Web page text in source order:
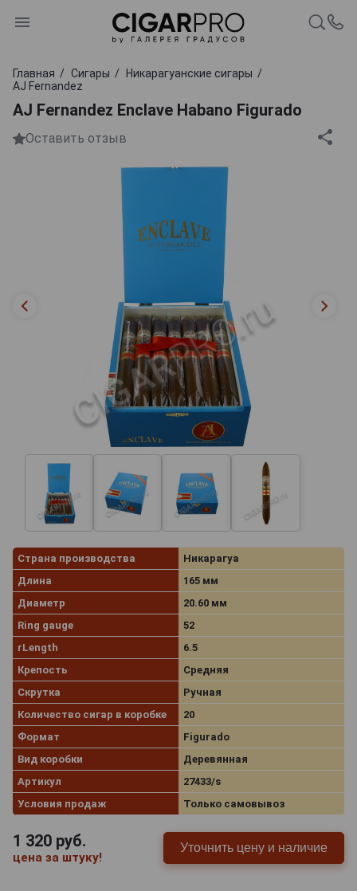
Главная Сигары
Никарагуанские сигары
AJ Fernandez
AJ Fernandez Enclave Habano Figurado
Оставить отзыв
Страна производства
Никарагуа
Длина
165 мм
Диаметр
20.60 мм
Ring gauge
52
rLength
6.5
Крепость
Средняя
Скрутка
Ручная
Количество сигар в коробке
20
Формат
Figurado
Вид коробки
Деревянная
Артикул
27433/s
Условия продаж
Только самовывоз
1 320 руб.
цена за штуку!
Уточнить цену и наличие